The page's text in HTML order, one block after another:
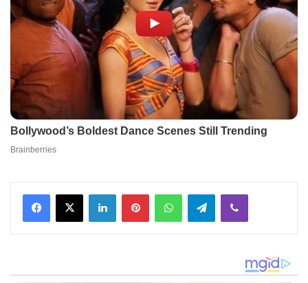
Facebook
X LinkedInPinterestWhatsAppTelegramViber